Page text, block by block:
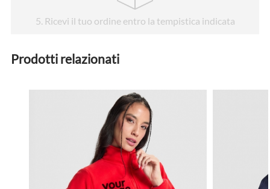
5 . Ricevi il tuo ordine entro la tempistica indicata
Prodotti relazionati